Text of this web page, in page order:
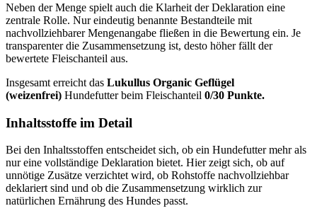
Neben der Menge spielt auch die Klarheit der Deklaration eine
zentrale Rolle. Nur eindeutig benannte Bestandteile mit
nachvollziehbarer Mengenangabe fließen in die Bewertung ein. Je
transparenter die Zusammensetzung ist, desto höher fällt der
bewertete Fleischanteil aus.
Insgesamt erreicht das Lukullus Organic Geflügel
(weizenfrei) Hundefutter beim Fleischanteil 0/30 Punkte.
Inhaltsstoffe im Detail
Bei den Inhaltsstoffen entscheidet sich, ob ein Hundefutter mehr als
nur eine vollständige Deklaration bietet. Hier zeigt sich, ob auf
unnötige Zusätze verzichtet wird, ob Rohstoffe nachvollziehbar
deklariert sind und ob die Zusammensetzung wirklich zur
natürlichen Ernährung des Hundes passt.